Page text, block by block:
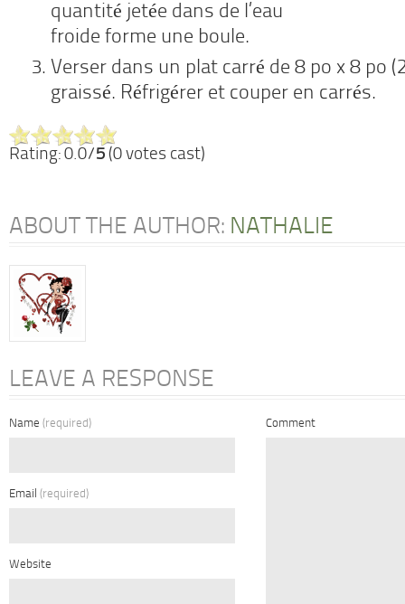
quantité jetée dans de l’eau
froide forme une boule.
Verser dans un plat carré de 8 po x 8 po
graissé. Réfrigérer et couper en carrés.
Rating: 0.0/5 (0 votes cast)
ABOUT THE AUTHOR: NATHALIE
LEAVE A RESPONSE
Name (required)
Email (required)
Website
Comment